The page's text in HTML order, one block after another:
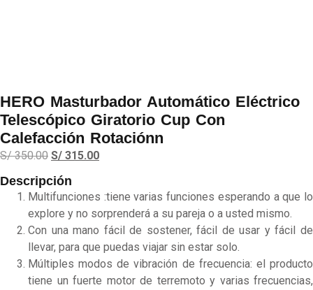
HERO Masturbador Automático Eléctrico
Telescópico Giratorio Cup Con
Calefacción Rotaciónn
S/350.00 S/ 315.00
Descripción
Multifunciones :tiene varias funciones esperando a que lo
explore y no sorprenderá a su pareja o a usted mismo.
Con una mano fácil de sostener, fácil de usar y fácil de
llevar, para que puedas viajar sin estar solo.
Múltiples modos de vibración de frecuencia: el producto
tiene un fuerte motor de terremoto y varias frecuencias,